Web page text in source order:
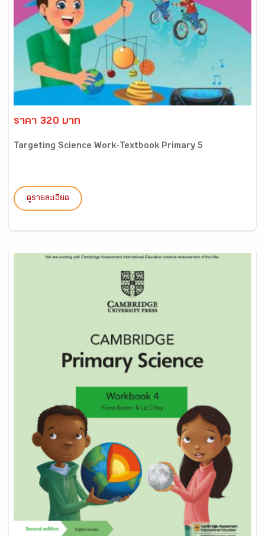
ราคา 320 บาท
Targeting Science Work-Textbook Primary 5
ดูรายละเอียด